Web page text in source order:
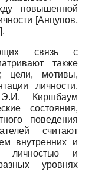
повышенной
[Анцупов,
].
связь с
также
цели, мотивы,
личности.
Киршбаум
состояния,
поведения
считают
внутренних и
личностью и
уровнях